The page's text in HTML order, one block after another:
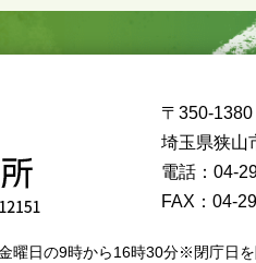
〒350-1380
埼玉県狭山
電話：04-
FAX：04-
曜日の9時から16時30分※閉庁日を